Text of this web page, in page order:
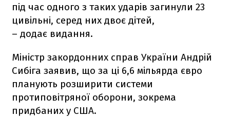
під час одного з таких ударів загинули 23
цивільні, серед них двоє дітей,
– додає видання.
Міністр закордонних справ України Андрій
Сибіга заявив, що за ці 6,6 мільярда євро
планують розширити системи
протиповітряної оборони, зокрема
придбаних у США.